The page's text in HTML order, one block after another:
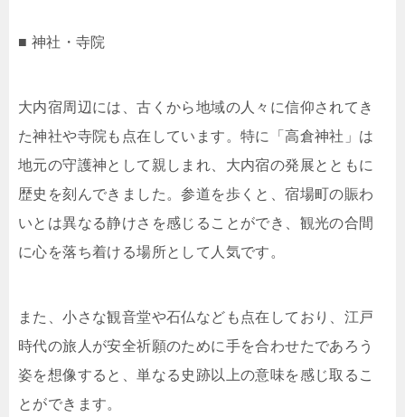
■ 神社・寺院
大内宿周辺には、古くから地域の人々に信仰されてき
た神社や寺院も点在しています。特に「高倉神社」は
地元の守護神として親しまれ、大内宿の発展とともに
歴史を刻んできました。参道を歩くと、宿場町の賑わ
いとは異なる静けさを感じることができ、観光の合間
に心を落ち着ける場所として人気です。
また、小さな観音堂や石仏なども点在しており、江戸
時代の旅人が安全祈願のために手を合わせたであろう
姿を想像すると、単なる史跡以上の意味を感じ取るこ
とができます。